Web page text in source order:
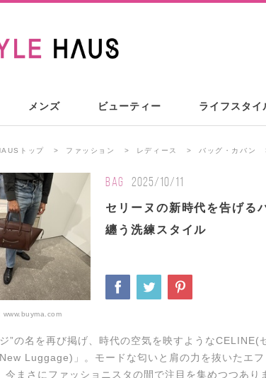
メンズ ビューティー ライフスタイ
トップ ファッション レディース バッグ・カバン
BAG 2025/10/11
セリーヌの新時代を告げる
纏う洗練スタイル
www.buyma.com
”の名を再び掲げ、時代の空気を映すようなCELINE(
Luggage)」。モードな匂いと肩の力を抜いたエ
今まさにファッショニスタの間で注目を集めつつあり